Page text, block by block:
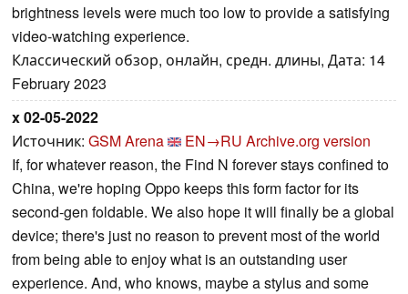
brightness levels were much too low to provide a satisfying
video-watching experience.
Классический обзор, онлайн, средн. длины, Дата: 14
February 2023
x 02-05-2022
Источник: GSM Arena EN→RU Archive.org version
If, for whatever reason, the Find N forever stays confined to
China, we're hoping Oppo keeps this form factor for its
second-gen foldable. We also hope it will finally be a global
device; there's just no reason to prevent most of the world
from being able to enjoy what is an outstanding user
experience. And, who knows, maybe a stylus and some